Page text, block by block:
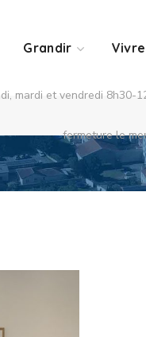
Grandir Vivre
mardi et vendredi
fermeture le
Home CCAS